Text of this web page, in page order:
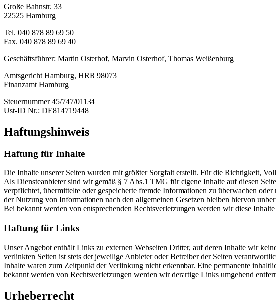
Große Bahnstr. 33
22525 Hamburg
Tel. 040 878 89 69 50
Fax. 040 878 89 69 40
Geschäftsführer: Martin Osterhof, Marvin Osterhof, Thomas Weißenburg
Amtsgericht Hamburg, HRB 98073
Finanzamt Hamburg
Steuernummer 45/747/01134
Ust-ID Nr.: DE814719448
Haftungshinweis
Haftung für Inhalte
Die Inhalte unserer Seiten wurden mit größter Sorgfalt erstellt. Für die Richtigkeit,
Als Diensteanbieter sind wir gemäß § 7 Abs.1 TMG für eigene Inhalte auf diesen
verpflichtet, übermittelte oder gespeicherte fremde Informationen zu überwachen
der Nutzung von Informationen nach den allgemeinen Gesetzen bleiben hiervon
Bei bekannt werden von entsprechenden Rechtsverletzungen werden wir diese
Haftung für Links
Unser Angebot enthält Links zu externen Webseiten Dritter, auf deren Inhalte wir
verlinkten Seiten ist stets der jeweilige Anbieter oder Betreiber der Seiten
Inhalte waren zum Zeitpunkt der Verlinkung nicht erkennbar. Eine permanente
bekannt werden von Rechtsverletzungen werden wir derartige Links umgehend
Urheberrecht